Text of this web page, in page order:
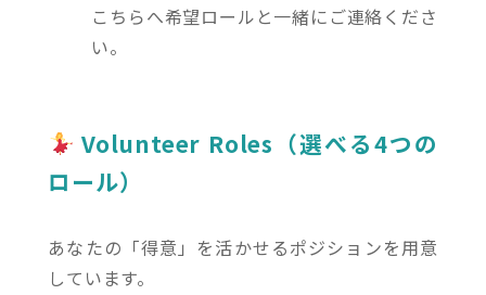
こちらへ希望ロールと一緒にご連絡くださ
い。
Volunteer Roles（選べる4つの
ロール）
あなたの「得意」を活かせるポジションを用意
しています。